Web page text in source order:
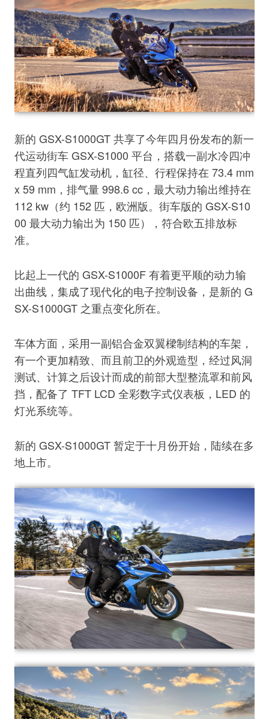
新的 GSX-S1000GT 共享了今年四月份发布的新一
代运动街车 GSX-S1000 平台，搭载一副水冷四冲
程直列四气缸发动机，缸径、行程保持在 73.4 mm
x 59 mm，排气量 998.6 cc，最大动力输出维持在
112 kw（约 152 匹，欧洲版。街车版的 GSX-S10
00 最大动力输出为 150 匹），符合欧五排放标
准。
比起上一代的 GSX-S1000F 有着更平顺的动力输
出曲线，集成了现代化的电子控制设备，是新的 G
SX-S1000GT 之重点变化所在。
车体方面，采用一副铝合金双翼樑制结构的车架，
有一个更加精致、而且前卫的外观造型，经过风洞
测试、计算之后设计而成的前部大型整流罩和前风
挡，配备了 TFT LCD 全彩数字式仪表板，LED 的
灯光系统等。
新的 GSX-S1000GT 暂定于十月份开始，陆续在多
地上市。